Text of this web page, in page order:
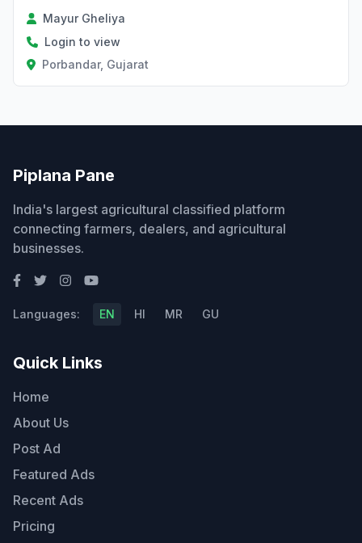
Mayur Gheliya
Login to view
Porbandar, Gujarat
Piplana Pane
India's largest agricultural classified platform
connecting farmers, dealers, and agricultural
businesses.
Languages: EN HI MR GU
Quick Links
Home
About Us
Post Ad
Featured Ads
Recent Ads
Pricing